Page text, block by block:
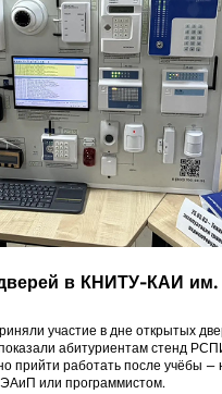
в КНИТУ-КАИ
участие в дне открытых
абитуриентам стенд
прийти работать после учёбы —
или программистом.